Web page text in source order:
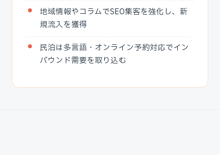
地域情報やコラムでSEO集客を強化し、新
規流入を獲得
民泊は多言語・オンライン予約対応でイン
バウンド需要を取り込む